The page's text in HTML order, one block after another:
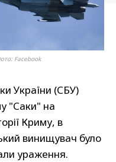
Facebook
України (СБУ)
"Саки" на
Криму, в
винищувач було
ураження.